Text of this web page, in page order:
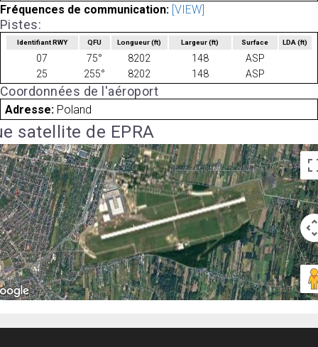
Fréquences de communication: [VIEW]
Pistes:
Identifiant RWY QFU Longueur(ft) Largeur(ft) Surface LDA(ft)
07 75° 8202 148
ASP
25
255° 8202 148 ASP
Coordonnées de l'aéroport
Adresse: Poland
satellite de EPRA